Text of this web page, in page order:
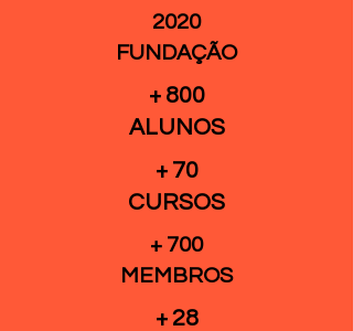
Cursos de
2020
FUNDAÇÃO
+ 800
ALUNOS
+ 70
CURSOS
+ 700
MEMBROS
+ 28